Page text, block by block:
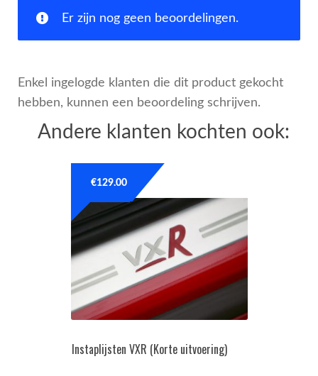
Er zijn nog geen beoordelingen.
Enkel ingelogde klanten die dit product gekocht
hebben, kunnen een beoordeling schrijven.
Andere klanten kochten ook:
Instaplijsten VXR (Korte uitvoering)
€129.00